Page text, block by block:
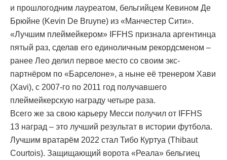
и прошлогодним лауреатом, бельгийцем Кевином Де
Брюйне (Kevin De Bruyne) из «Манчестер Сити».
«Лучшим плеймейкером» IFFHS признала аргентинца
пятый раз, сделав его единоличным рекордсменом –
ранее Лео делил первое место со своим экс-
партнёром по «Барселоне», а ныне её тренером Хави
(Xavi), с 2007-го по 2011 год получавшего
плеймейкерскую награду четыре раза.
Всего же за свою карьеру Месси получил от IFFHS
13 наград – это лучший результат в истории футбола.
Лучшим вратарём 2022 стал Тибо Куртуа (Thibaut
Courtois). Защищающий ворота «Реала» бельгиец